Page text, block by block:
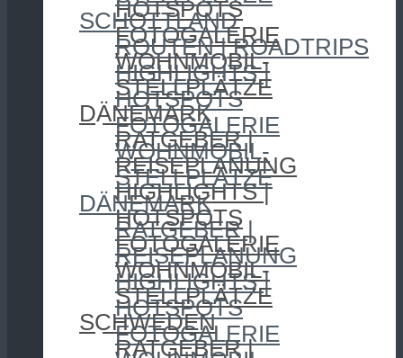
HOTSPOTS
FOTOGALERIE
WOHNMOBIL-
STELLPLÄTZE
DÄNEMARK
RATGEBER |
REISEPLANUNG
HIGHLIGHTS |
HOTSPOTS
FOTOGALERIE
WOHNMOBIL-
STELLPLÄTZE
SCHWEDEN
RATGEBER |
SCHOTTLAND
ROUTEN | ROADTRIPS
HIGHLIGHTS |
HOTSPOTS
FOTOGALERIE
WOHNMOBIL-
STELLPLÄTZE
DÄNEMARK
RATGEBER |
REISEPLANUNG
HIGHLIGHTS |
HOTSPOTS
FOTOGALERIE